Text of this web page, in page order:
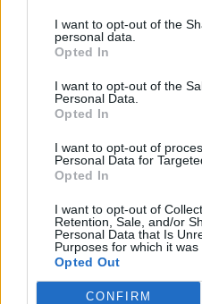
I want to opt-out of the
personal data.
Opted In
I want to opt-out of the
Personal Data.
Opted In
I want to opt-out of
Personal Data for
Opted In
I want to opt-out of
Retention, Sale, and/or
Personal Data that Is
Purposes for which it was
Opted Out
CONFIRM
może jej pomóc.
Tomasza dźwięk
mecenas zbliża
przepędzić
niewidoma
Pan Tomasz
codziennie
podwórko, a sam
specjalistów od